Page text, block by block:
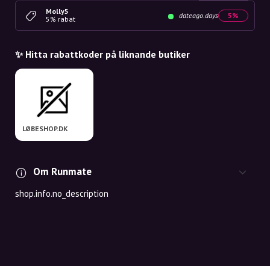
Molly5
5% rabat
dateago.days 5%
✨ Hitta rabattkoder på liknande butiker
LØBESHOP.DK
Om Runmate
shop.info.no_description